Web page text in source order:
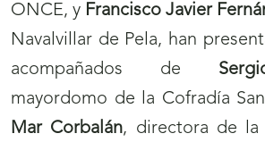
ONCE, y Francisco Javier
Navalvillar de Pela, han
acompañados de
mayordomo de la Cofradía
Mar Corbalán, directora de la